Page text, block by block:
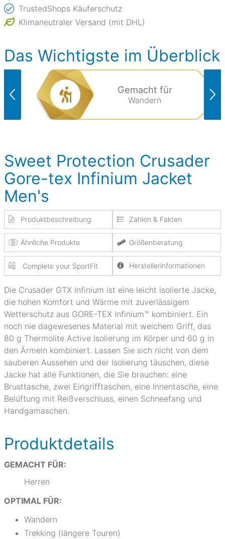
TrustedShops Käuferschutz
Klimaneutraler Versand (mit DHL)
Das Wichtigste im Überblick
Gemacht für
Wandern
Sweet Protection Crusader
Gore-tex Infinium Jacket
Men's
Produktbeschreibung Zahlen & Fakten
Ähnliche Produkte Größenberatung
Complete your SportFit Herstellerinformationen
Die Crusader GTX Infinium ist eine leicht isolierte Jacke,
die hohen Komfort und Wärme mit zuverlässigem
Wetterschutz aus GORE-TEX Infinium™ kombiniert. Ein
noch nie dagewesenes Material mit weichem Griff, das
80 g Thermolite Active Isolierung im Körper und 60 g in
den Ärmeln kombiniert. Lassen Sie sich nicht von dem
sauberen Aussehen und der Isolierung täuschen, diese
Jacke hat alle Funktionen, die Sie brauchen: eine
Brusttasche, zwei Eingrifftaschen, eine Innentasche, eine
Belüftung mit Reißverschluss, einen Schneefang und
Handgamaschen.
Produktdetails
GEMACHT FÜR:
Herren
OPTIMAL FÜR:
Wandern
Trekking (längere Touren)